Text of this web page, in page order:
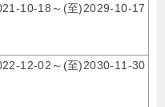
10-18～(至)2029-10-17
12-02～(至)2030-11-30